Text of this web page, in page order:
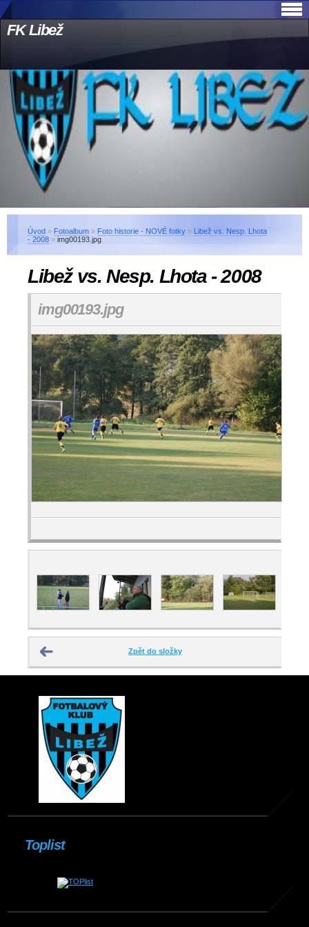
FK Libež
Úvod » Fotoalbum » Foto historie - NOVÉ fotky » Libež vs. Nesp. Lhota
- 2008 » img00193.jpg
Libež vs. Nesp. Lhota - 2008
img00193.jpg
Zpět do složky
Toplist